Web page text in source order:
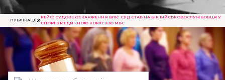
ПУБЛІКАЦІЇ
КЕЙС: СУДОВЕ ОСКАРЖЕННЯ ВЛК: СУД СТАВ НА БІК ВІЙСЬКОВОСЛУЖБОВЦЯ У
СПОРІ З МЕДИЧНОЮ КОМІСІЄЮ МВС